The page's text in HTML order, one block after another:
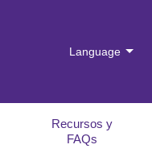
Language
Recursos y
FAQs